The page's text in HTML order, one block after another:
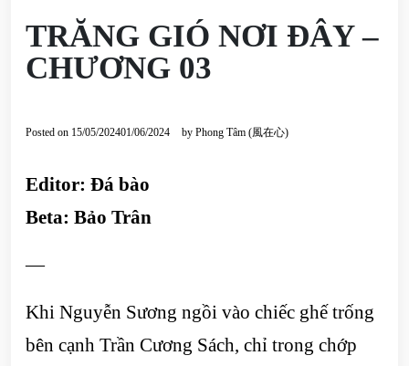
TRĂNG GIÓ NƠI ĐÂY –
CHƯƠNG 03
Posted on 15/05/202401/06/2024 by Phong Tâm (風在心)
Editor: Đá bào
Beta: Bảo Trân
—
Khi Nguyễn Sương ngồi vào chiếc ghế trống
bên cạnh Trần Cương Sách, chỉ trong chớp